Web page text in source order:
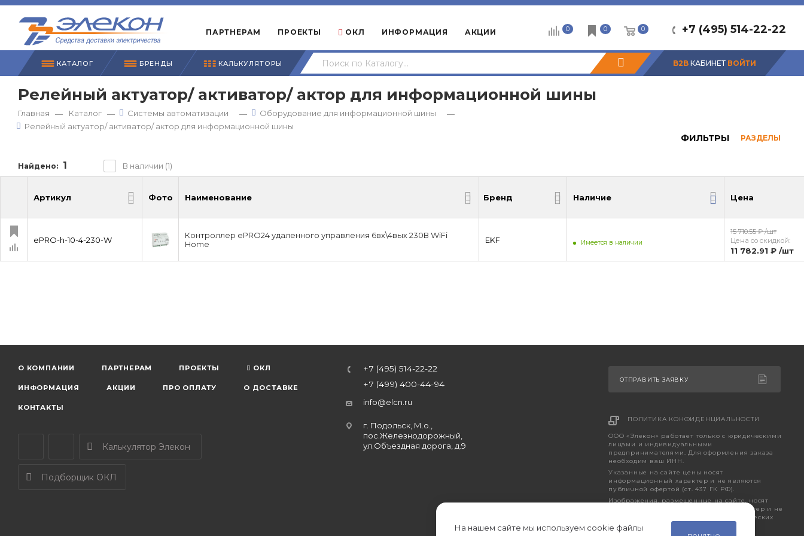
ПАРТНЕРАМ ПРОЕКТЫ ОКЛ ИНФОРМАЦИЯ АКЦИИ +7 (495) 514-22-22
0 0 0
B2B КАБИНЕТ ВОЙТИ
КАТАЛОГ БРЕНДЫ КАЛЬКУЛЯТОРЫ
Релейный актуатор/ активатор/ актор для информационной шины
Главная — Каталог — Системы автоматизации — Оборудование для информационной шины
—
Релейный актуатор/ активатор/ актор для информационной шины
ФИЛЬТРЫ РАЗДЕЛЫ
Найдено: 1 В наличии (1)
Артикул Фото Наименование Бренд Наличие Цена
Артикул Фото Наименование Бренд Наличие Цена
ePRO-h-10-4-230-W
Контроллер ePRO24 удаленного управления 6вх\4вых 230В WiFi
Home
EKF Имеется в наличии
15 710.55 ₽ /шт
Цена со скидкой:
11 782.91 ₽ /шт
О КОМПАНИИ ПАРТНЕРАМ ПРОЕКТЫ ОКЛ
ИНФОРМАЦИЯ АКЦИИ ПРО ОПЛАТУ О ДОСТАВКЕ
КОНТАКТЫ
Калькулятор Элекон
Подборщик ОКЛ
+7 (495) 514-22-22
+7 (499) 400-44-94
info@elcn.ru
г. Подольск, М.о.,
пос.Железнодорожный,
ул.Объездная дорога, д.9
ОТПРАВИТЬ ЗАЯВКУ
ПОЛИТИКА КОНФИДЕНЦИАЛЬНОСТИ
ООО «Элекон» работает только с юридическими
лицами и индивидуальными
предпринимателями. Для оформления заказа
необходим ваш ИНН.
Указанные на сайте цены носят
информационный характер и не являются
публичной офертой (ст. 437 ГК РФ).
Изображения, размещенные на сайте, носят
исключительно ознакомительный характер и не
являются точным отображением фактических
характеристик товара.
На нашем сайте мы используем cookie файлы